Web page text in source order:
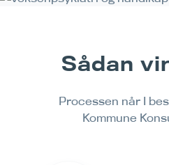
Sådan
Processen når I
Kommune